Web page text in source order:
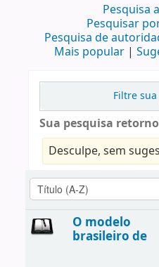
Pesquisa
Pesquisar
Pesquisa de
Mais popular
Filtre
Sua pesquisa
Desculpe, sem
O modelo
brasileiro de